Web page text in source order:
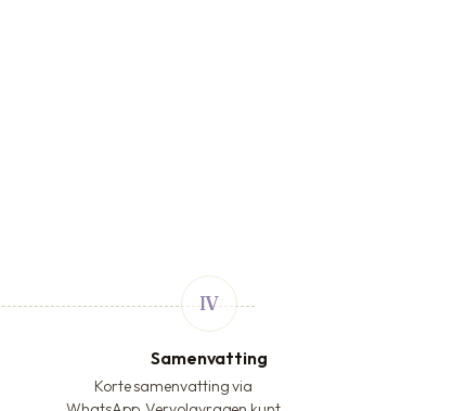
Samenvatting
Korte samenvatting via